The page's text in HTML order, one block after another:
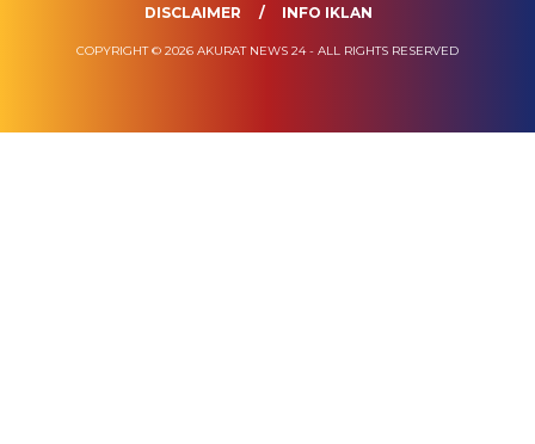
DISCLAIMER
INFO IKLAN
COPYRIGHT © 2026 AKURAT NEWS 24 - ALL RIGHTS RESERVED